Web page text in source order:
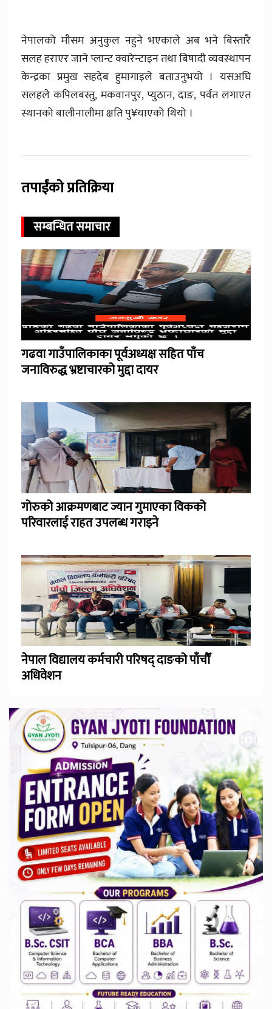
नेपालको मौसम अनुकुल नहुने भएकाले अब भने बिस्तारै
सलह हराएर जाने प्लान्ट क्वारेन्टाइन तथा बिषादी व्यवस्थापन
केन्द्रका प्रमुख सहदेब हुमागाइले बताउनुभयो । यसअघि
सलहले कपिलबस्तु, मकवानपुर, प्युठान, दाङ, पर्वत लगाएत
स्थानको बालीनालीमा क्षति पु¥याएको थियो ।
तपाईंको प्रतिक्रिया
सम्बन्धित समाचार
गढवा गाउँपालिकाका पूर्वअध्यक्ष सहित पाँच
जनाविरुद्ध भ्रष्टाचारको मुद्दा दायर
गोरुको आक्रमणबाट ज्यान गुमाएका विकको
परिवारलाई राहत उपलब्ध गराइने
नेपाल विद्यालय कर्मचारी परिषद् दाङको पाँचौँ
अधिवेशन